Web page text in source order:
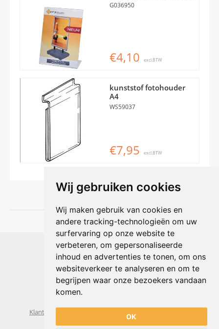
Wij gebruiken cookies
Wij maken gebruik van cookies en
andere tracking-technologieën om uw
surfervaring op onze website te
verbeteren, om gepersonaliseerde
inhoud en advertenties te tonen, om ons
websiteverkeer te analyseren en om te
begrijpen waar onze bezoekers vandaan
komen.
OK
G036950
€4,10 excl.BTW
kunststof fotohouder
A4
WS59037
€7,95 excl.BTW
Shophouse online
Max Planckstraat 4
6716 BE Ede, Nederland
Telefoon:+31(0)318 618 121
E-mail: info@shophouse.nl
Geopend: ma t/m vr 09:00-17:00 uur
Klantenservice
Algemene voorwaarden